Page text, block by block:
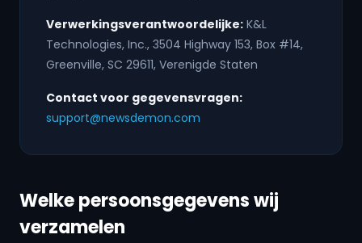
Verwerkingsverantwoordelijke: K&L
Technologies, Inc., 3504 Highway 153, Box #14,
Greenville, SC 29611, Verenigde Staten
Contact voor gegevensvragen:
support@newsdemon.com
Welke persoonsgegevens wij
verzamelen